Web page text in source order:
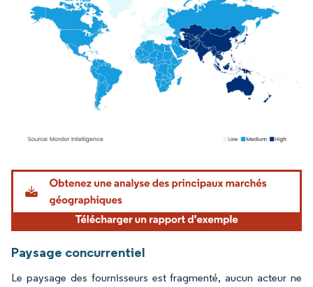
Image © Mordor Intelligence. La réutilisation nécessite une attribution sous CC BY
Paysage concurrentiel
Le paysage des fournisseurs est fragmenté, aucun acteur ne